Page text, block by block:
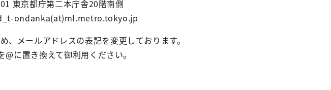
東京都庁第二本庁舎20階南側
ondanka(at)ml.metro.tokyo.jp
、メールアドレスの表記を変更しております。
に置き換えて御利用ください。